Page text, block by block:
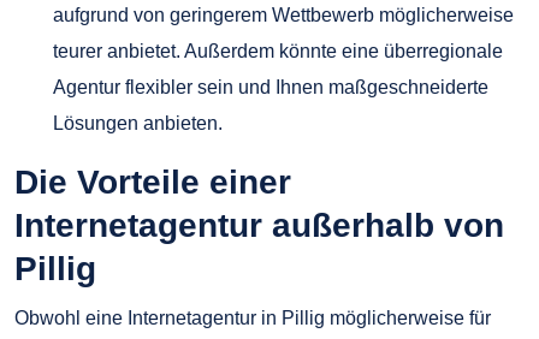
aufgrund von geringerem Wettbewerb möglicherweise
teurer anbietet. Außerdem könnte eine überregionale
Agentur flexibler sein und Ihnen maßgeschneiderte
Lösungen anbieten.
Die Vorteile einer
Internetagentur außerhalb von
Pillig
Obwohl eine Internetagentur in Pillig möglicherweise für